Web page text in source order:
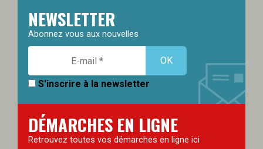
NEWSLETTER
Abonnez vous aux nouvelles
S'inscrire à la newsletter
DÉMARCHES EN LIGNE
Retrouvez toutes vos démarches en ligne ici